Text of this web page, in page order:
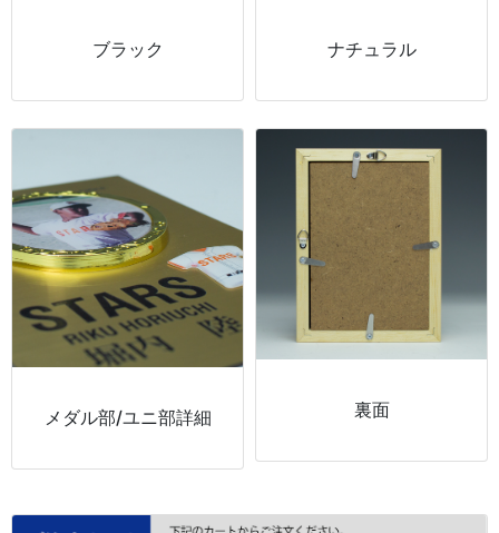
ブラック ナチュラル
メダル部/ユニ部詳細 裏面